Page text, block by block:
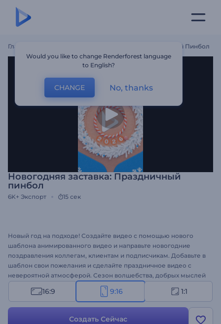
Главная Новогодняя Заставка: Праздничный Пинбол
Новогодняя заставка: Праздничный
пинбол
6K+ Экспорт 15 сек
Новый год на подходе! Создайте видео с помощью нового
шаблона анимированного видео и направьте новогодние
поздравления коллегам, клиентам и подписчикам. Добавьте в
шаблон свои пожелания и сделайте праздничное видео с
невероятной атмосферой. Сезон волшебства, добрых мыслей
и поступков, а также забавных анимаций объявляется
открытым!16:9 9:16 1:1
Создать Сейчас
Would you like to change Renderforest language
to English?
CHANGE No, thanks